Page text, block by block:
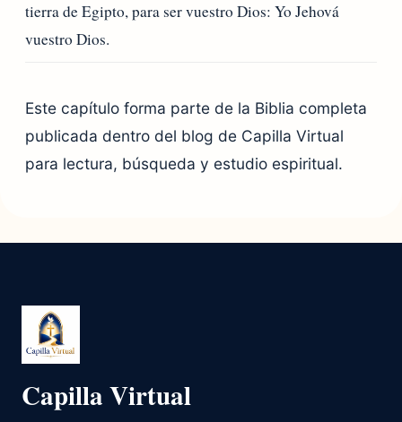
tierra de Egipto, para ser vuestro Dios: Yo Jehová
vuestro Dios.
Este capítulo forma parte de la Biblia completa
publicada dentro del blog de Capilla Virtual
para lectura, búsqueda y estudio espiritual.
Capilla Virtual